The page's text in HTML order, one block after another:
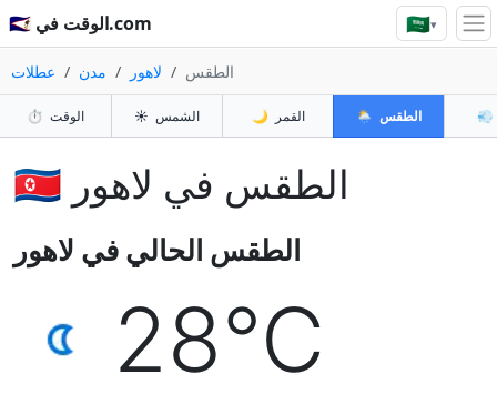
🇸🇦 الوقت في.com 🇸🇦▾
عطلات مدن لاهور الطقس
⏱️ الوقت ☀️ الشمس 🌙 القمر 🌦️ الطقس 💨
🇵🇰 الطقس في لاهور
الطقس الحالي في لاهور
28°C